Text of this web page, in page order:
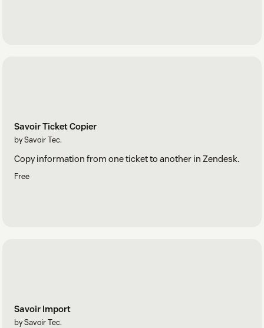
Savoir Ticket Copier
by Savoir Tec.
Copy information from one ticket to another in Zendesk.
Free
Savoir Import
by Savoir Tec.